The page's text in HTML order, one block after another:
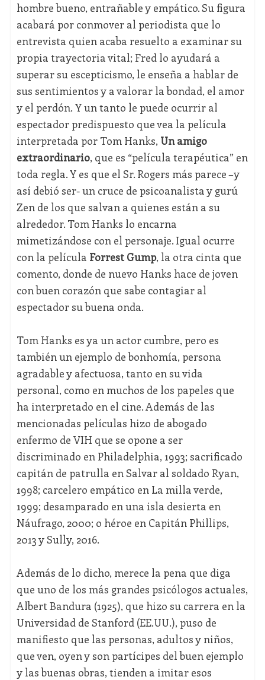
hombre bueno, entrañable y empático. Su figura
acabará por conmover al periodista que lo
entrevista quien acaba resuelto a examinar su
propia trayectoria vital; Fred lo ayudará a
superar su escepticismo, le enseña a hablar de
sus sentimientos y a valorar la bondad, el amor
y el perdón. Y un tanto le puede ocurrir al
espectador predispuesto que vea la película
interpretada por Tom Hanks, Un amigo
extraordinario, que es “película terapéutica” en
toda regla. Y es que el Sr. Rogers más parece –y
así debió ser- un cruce de psicoanalista y gurú
Zen de los que salvan a quienes están a su
alrededor. Tom Hanks lo encarna
mimetizándose con el personaje. Igual ocurre
con la película Forrest Gump, la otra cinta que
comento, donde de nuevo Hanks hace de joven
con buen corazón que sabe contagiar al
espectador su buena onda.
Tom Hanks es ya un actor cumbre, pero es
también un ejemplo de bonhomía, persona
agradable y afectuosa, tanto en su vida
personal, como en muchos de los papeles que
ha interpretado en el cine. Además de las
mencionadas películas hizo de abogado
enfermo de VIH que se opone a ser
discriminado en Philadelphia, 1993; sacrificado
capitán de patrulla en Salvar al soldado Ryan,
1998; carcelero empático en La milla verde,
1999; desamparado en una isla desierta en
Náufrago, 2000; o héroe en Capitán Phillips,
2013 y Sully, 2016.
Además de lo dicho, merece la pena que diga
que uno de los más grandes psicólogos actuales,
Albert Bandura (1925), que hizo su carrera en la
Universidad de Stanford (EE.UU.), puso de
manifiesto que las personas, adultos y niños,
que ven, oyen y son partícipes del buen ejemplo
y las buenas obras, tienden a imitar esos